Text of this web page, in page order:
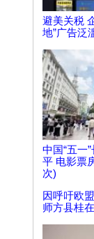
避美关税
地”广告泛
中国“五一
平 电影票
次)
因呼吁欧
师方县桂